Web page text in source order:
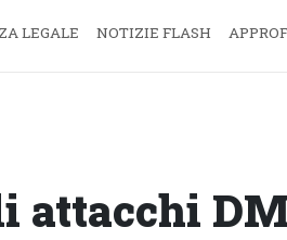
LEGALE NOTIZIE FLASH
attacchi